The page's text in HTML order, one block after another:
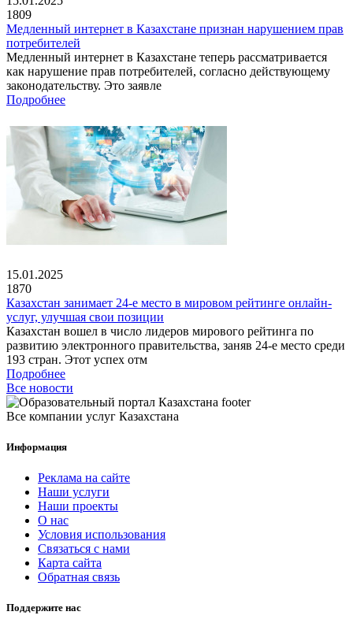
1809
Медленный интернет в Казахстане признан нарушением прав
потребителей
Медленный интернет в Казахстане теперь рассматривается
как нарушение прав потребителей, согласно действующему
законодательству. Это заявле
Подробнее
15.01.2025
1870
Казахстан занимает 24-е место в мировом рейтинге онлайн-
услуг, улучшая свои позиции
Казахстан вошел в число лидеров мирового рейтинга по
развитию электронного правительства, заняв 24-е место среди
193 стран. Этот успех отм
Подробнее
Все новости
Все компании услуг Казахстана
Информация
Реклама на сайте
Наши услуги
Наши проекты
О нас
Условия использования
Связаться с нами
Карта сайта
Обратная связь
Поддержите нас